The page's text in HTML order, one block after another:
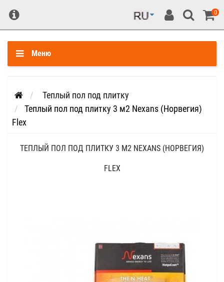
0
Меню
Теплый пол под плитку
Теплый пол под плитку 3 м2 Nexans (Норвегия)
Flex
ТЕПЛЫЙ ПОЛ ПОД ПЛИТКУ 3 М2 NEXANS (НОРВЕГИЯ)
FLEX